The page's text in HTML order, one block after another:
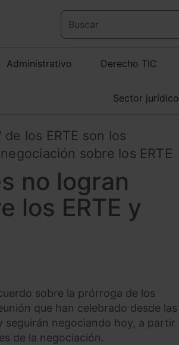
Administrativo Derecho TIC
Sector jurídico
los ERTE son los
sobre los ERTE
no logran
los ERTE y
sobre la prórroga de los
que han celebrado desde las
seguirán negociando hoy, a partir
de la negociación.